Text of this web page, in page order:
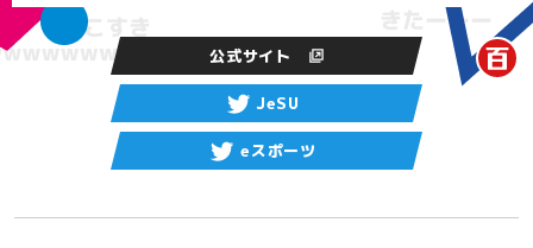
公式サイト
JeSU
eスポーツ